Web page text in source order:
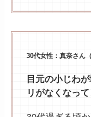
30代女性：真奈さん
目元の小じわ
リがなくなっ